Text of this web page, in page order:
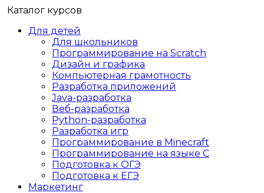
Каталог курсов
Для детей
Для школьников
Программирование на Scratch
Дизайн и графика
Компьютерная грамотность
Разработка приложений
Java-разработка
Веб-разработка
Python-разработка
Разработка игр
Программирование в Minecraft
Программирование на языке C
Подготовка к ОГЭ
Подготовка к ЕГЭ
Маркетинг